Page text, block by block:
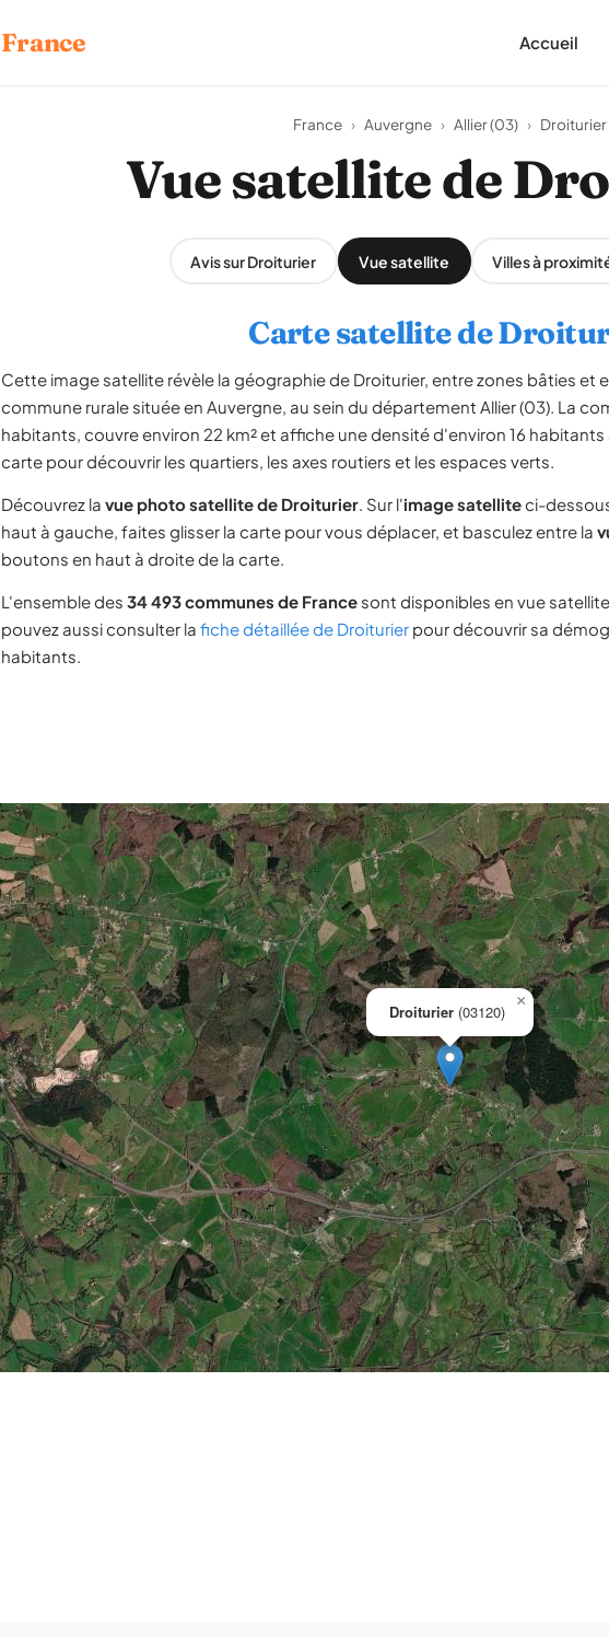
France Accueil
France › Auvergne › Allier (03) › Droiturier
Vue satellite de
Avis sur Droiturier Vue satellite Villes à
Carte satellite de
Cette image satellite révèle la géographie de Droiturier, entre zones bâties et
commune rurale située en Auvergne, au sein du département Allier (03). La
habitants, couvre environ 22 km² et affiche une densité d'environ 16 habitants
carte pour découvrir les quartiers, les axes routiers et les espaces verts.
Découvrez la vue photo satellite de Droiturier. Sur l'image satelliteci-
haut à gauche, faites glisser la carte pour vous déplacer, et basculez entre la
boutons en haut à droite de la carte.
L'ensemble des 34 493 communes de France sont disponibles en vue
pouvez aussi consulter la fiche détaillée de Droiturier pour découvrir sa
habitants.
Droiturier (03120)
×